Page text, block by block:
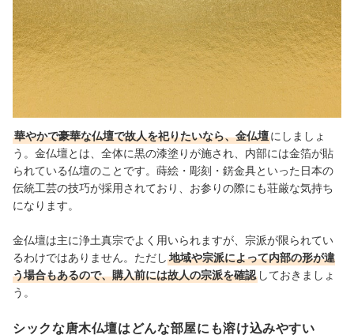
華やかで豪華な仏壇で故人を祀りたいなら、金仏壇にしましょ
う。金仏壇とは、全体に黒の漆塗りが施され、内部には金箔が貼
られている仏壇のことです。蒔絵・彫刻・錺金具といった日本の
伝統工芸の技巧が採用されており、お参りの際にも荘厳な気持ち
になります。
金仏壇は主に浄土真宗でよく用いられますが、宗派が限られてい
るわけではありません。ただし 地域や宗派によって内部の形が違
う場合もあるので、購入前には故人の宗派を確認 しておきましょ
う。
シックな唐木仏壇はどんな部屋にも溶け込みやすい